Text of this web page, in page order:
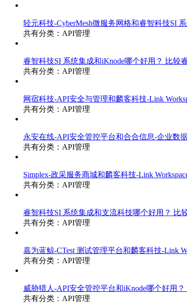
轻元科技-CyberMesh微服务网格和睿智科技SI
共有分类：API管理
睿智科技SI 系统集成和iKnode哪个好用？ 比较
共有分类：API管理
网宿科技-API安全与管理和麟客科技-Link
共有分类：API管理
永安在线-API安全管控平台和合合信息-企业数
共有分类：API管理
Simplex-政采服务商城和麟客科技-Link
共有分类：API管理
睿智科技SI 系统集成和支流科技哪个好用？ 比
共有分类：API管理
嘉为蓝鲸-CTest 测试管理平台和麟客科技-Link
共有分类：API管理
威胁猎人-API安全管控平台和iKnode哪个好用？
共有分类：API管理